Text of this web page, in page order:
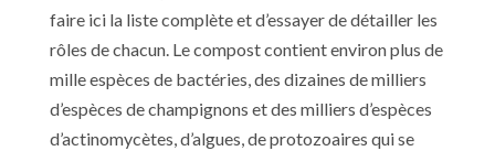
faire ici la liste complète et d’essayer de détailler les
rôles de chacun. Le compost contient environ plus de
mille espèces de bactéries, des dizaines de milliers
d’espèces de champignons et des milliers d’espèces
d’actinomycètes, d’algues, de protozoaires qui se